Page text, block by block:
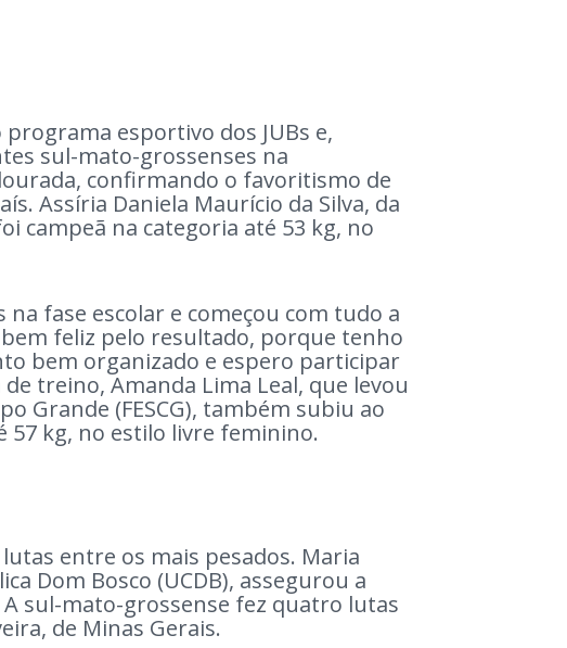
esportivo dos JUBs e,
sul-mato-grossenses na
confirmando o favoritismo de
Assíria Daniela Maurício da Silva, da
campeã na categoria até 53 kg, no
fase escolar e começou com tudo a
feliz pelo resultado, porque tenho
bem organizado e espero participar
treino, Amanda Lima Leal, que levou
Grande (FESCG), também subiu ao
57 kg, no estilo livre feminino.
entre os mais pesados. Maria
Dom Bosco (UCDB), assegurou a
sul-mato-grossense fez quatro lutas
de Minas Gerais.